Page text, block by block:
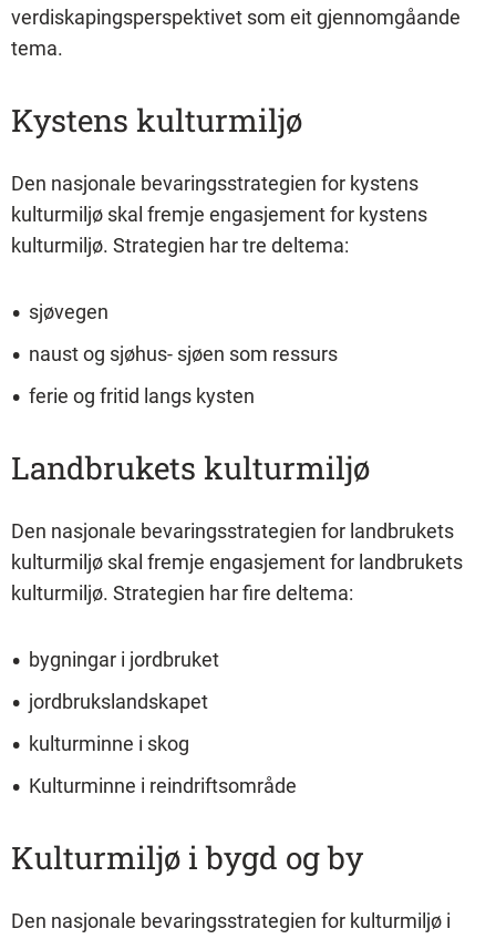
verdiskapingsperspektivet som eit gjennomgåande
tema.
Kystens kulturmiljø
Den nasjonale bevaringsstrategien for kystens
kulturmiljø skal fremje engasjement for kystens
kulturmiljø. Strategien har tre deltema:
sjøvegen
naust og sjøhus- sjøen som ressurs
ferie og fritid langs kysten
Landbrukets kulturmiljø
Den nasjonale bevaringsstrategien for landbrukets
kulturmiljø skal fremje engasjement for landbrukets
kulturmiljø. Strategien har fire deltema:
bygningar i jordbruket
jordbrukslandskapet
kulturminne i skog
Kulturminne i reindriftsområde
Kulturmiljø i bygd og by
Den nasjonale bevaringsstrategien for kulturmiljø i